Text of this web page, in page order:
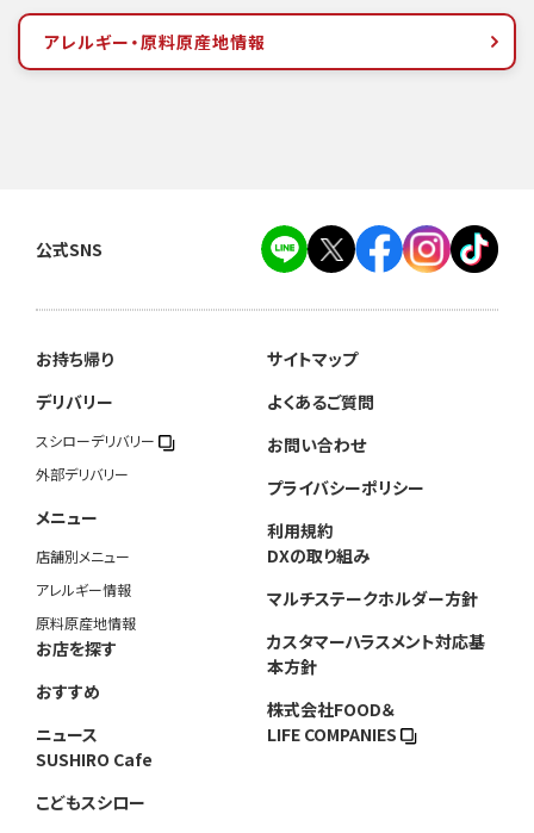
アレルギー・原料原産地情報
公式SNS
お持ち帰り
デリバリー
スシローデリバリー
外部デリバリー
メニュー
店舗別メニュー
アレルギー情報
原料原産地情報
お店を探す
おすすめ
ニュース
SUSHIRO Cafe
こどもスシロー
サイトマップ
よくあるご質問
お問い合わせ
プライバシーポリシー
利用規約
DXの取り組み
マルチステークホルダー方針
カスタマーハラスメント対応基
本方針
株式会社FOOD＆
LIFE COMPANIES